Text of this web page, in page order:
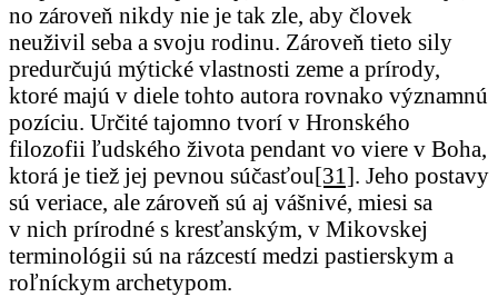
no zároveň nikdy nie je tak zle, aby človek
neuživil seba a svoju rodinu. Zároveň tieto sily
predurčujú mýtické vlastnosti zeme a prírody,
ktoré majú v diele tohto autora rovnako významnú
pozíciu. Určité tajomno tvorí v Hronského
filozofii ľudského života pendant vo viere v Boha,
ktorá je tiež jej pevnou súčasťou[31]. Jeho postavy
sú veriace, ale zároveň sú aj vášnivé, miesi sa
v nich prírodné s kresťanským, v Mikovskej
terminológii sú na rázcestí medzi pastierskym a
roľníckym archetypom.